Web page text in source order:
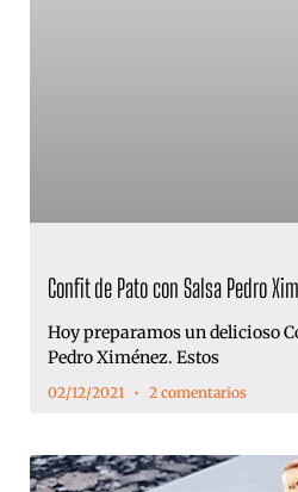
Confit de Pato con Salsa Pedro
Hoy preparamos un delicioso
Pedro Ximénez. Estos
02/12/2021 2 comentarios